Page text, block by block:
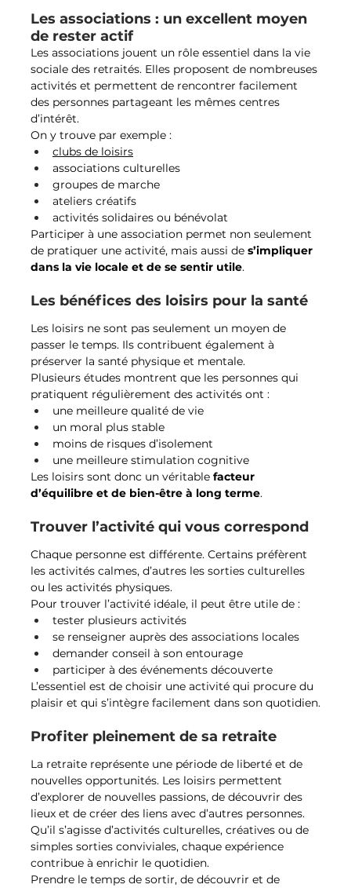
Les associations : un excellent moyen
de rester actif
Les associations jouent un rôle essentiel dans la vie
sociale des retraités. Elles proposent de nombreuses
activités et permettent de rencontrer facilement
des personnes partageant les mêmes centres
d’intérêt.
On y trouve par exemple :
clubs de loisirs
associations culturelles
groupes de marche
ateliers créatifs
activités solidaires ou bénévolat
Participer à une association permet non seulement
de pratiquer une activité, mais aussi de s’impliquer
dans la vie locale et de se sentir utile.
Les bénéfices des loisirs pour la santé
Les loisirs ne sont pas seulement un moyen de
passer le temps. Ils contribuent également à
préserver la santé physique et mentale.
Plusieurs études montrent que les personnes qui
pratiquent régulièrement des activités ont :
une meilleure qualité de vie
un moral plus stable
moins de risques d’isolement
une meilleure stimulation cognitive
Les loisirs sont donc un véritable facteur
d’équilibre et de bien-être à long terme.
Trouver l’activité qui vous correspond
Chaque personne est différente. Certains préfèrent
les activités calmes, d’autres les sorties culturelles
ou les activités physiques.
Pour trouver l’activité idéale, il peut être utile de :
tester plusieurs activités
se renseigner auprès des associations locales
demander conseil à son entourage
participer à des événements découverte
L’essentiel est de choisir une activité qui procure du
plaisir et qui s’intègre facilement dans son quotidien.
Profiter pleinement de sa retraite
La retraite représente une période de liberté et de
nouvelles opportunités. Les loisirs permettent
d’explorer de nouvelles passions, de découvrir des
lieux et de créer des liens avec d’autres personnes.
Qu’il s’agisse d’activités culturelles, créatives ou de
simples sorties conviviales, chaque expérience
contribue à enrichir le quotidien.
Prendre le temps de sortir, de découvrir et de